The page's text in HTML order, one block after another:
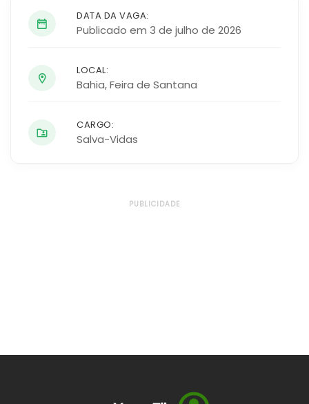
DATA DA VAGA:
Publicado em 3 de julho de 2026
LOCAL:
Bahia,Feira de Santana
CARGO:
Salva-Vidas
PUBLICIDADE